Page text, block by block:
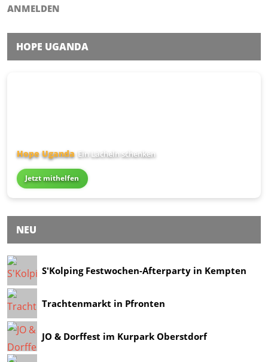
ANMELDEN
HOPE UGANDA
Hope Uganda Ein Lächeln schenken
Jetzt mithelfen
NEU
S'Kolping Festwochen-Afterparty in Kempten
Trachtenmarkt in Pfronten
JO & Dorffest im Kurpark Oberstdorf